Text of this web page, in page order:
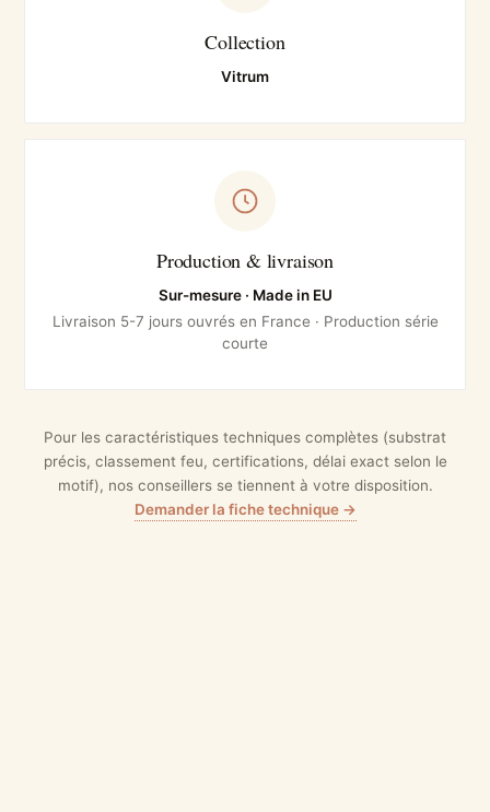
Collection
Vitrum
Production & livraison
Sur-mesure · Made in EU
Livraison 5-7 jours ouvrés en France · Production série
courte
Pour les caractéristiques techniques complètes (substrat
précis, classement feu, certifications, délai exact selon le
motif), nos conseillers se tiennent à votre disposition.
Demander la fiche technique →